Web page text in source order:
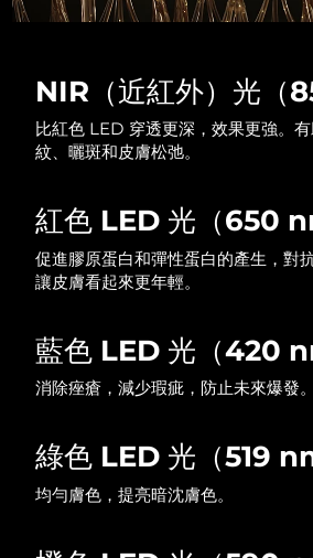
NIR（近紅外）光（
比紅色 LED 穿透更深，效果更強。
紋、曬斑和皮膚松弛。
紅色 LED 光（650
促進膠原蛋白和彈性蛋白的產生，對
讓皮膚看起來更年輕。
藍色 LED 光（420
消除痤瘡，減少瑕疵，防止未來爆發。
綠色 LED 光（519
均勻膚色，提亮暗沈膚色。
盧森堡
中國澳門特別行政區
墨西哥
摩納哥
荷蘭
紐西蘭
挪威
阿曼